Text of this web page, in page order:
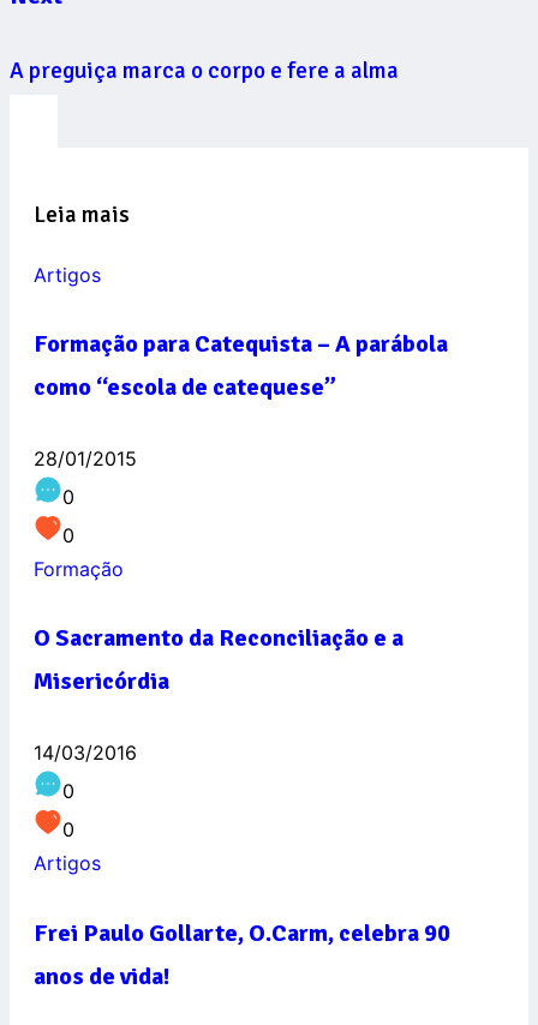
A preguiça marca o corpo e fere a alma
Leia mais
Artigos
Formação para Catequista – A parábola
como “escola de catequese”
28/01/2015
0
0
Formação
O Sacramento da Reconciliação e a
Misericórdia
14/03/2016
0
0
Artigos
Frei Paulo Gollarte, O.Carm, celebra 90
anos de vida!